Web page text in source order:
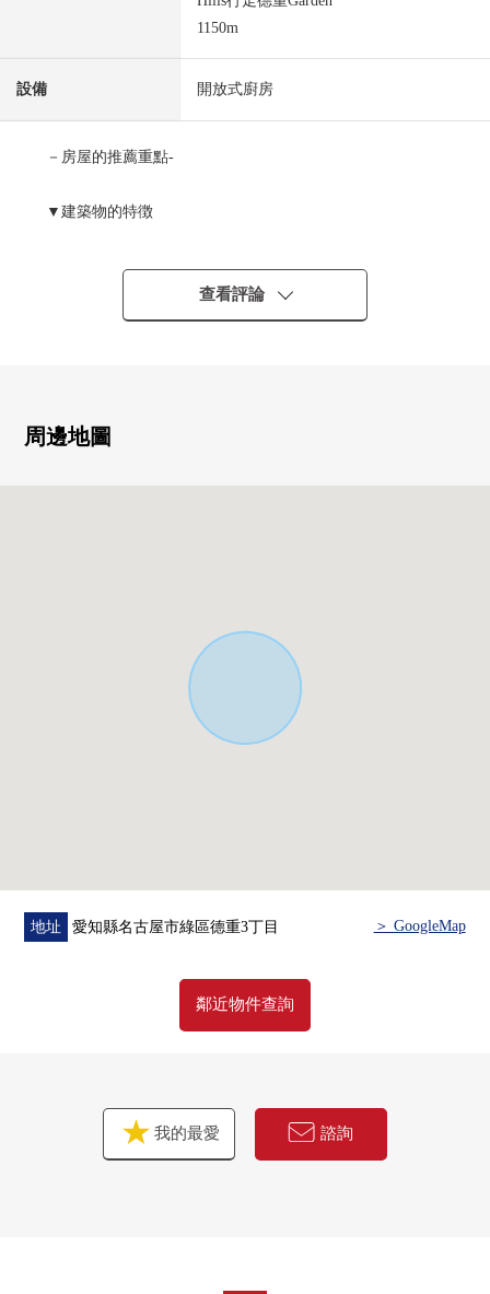
1150m
設備 開放式廚房
－房屋的推薦重點-
▼建築物的特徴
・有停車位3台分鐘(出自車型的)
・到地鐵櫻通線始發站"德重"車站步行15分鐘
・已經防震等級3，設計性能評價取得
・2樓主卧室約7.2張塌塌米+嵌入式衣櫃的
・超市，便利店等的生活便利設施在步行5分鐘的範圍以內
・到德重小學步行5分鐘(約400m)
查看評論
周邊地圖
地址 愛知縣名古屋市綠區德重3丁目 ＞ GoogleMap
鄰近物件查詢
我的最愛 諮詢